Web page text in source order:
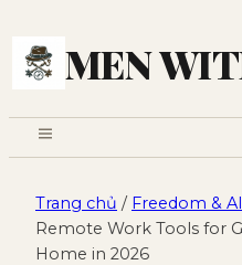
MEN
Trang chủ / Freedom &
Remote Work Tools for
Home in 2026